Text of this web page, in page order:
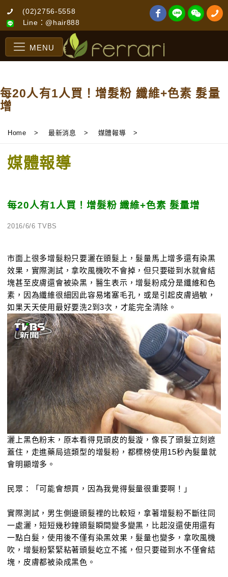
(02)2756-5558
Line：@hair888
MENU
每20人有1人買！增髮粉 纖維+色素 髮量
增
Home > 最新消息 > 媒體報導 >
媒體報導
每20人有1人買！增髮粉 纖維+色素 髮量增
2016/6/6 TVBS
市面上很多增髮粉只要灑在頭髮上，髮量馬上增多還有染黑
效果，實際測試，拿吹風機吹不會掉，但只要碰到水就會結
塊甚至皮膚還會被染黑，醫生表示，增髮粉成分是纖維和色
素，因為纖維很細因此容易堵塞毛孔，或是引起皮膚過敏，
如果天天使用最好要洗2到3次，才能完全清除。
灑上黑色粉末，原本看得見頭皮的髮漩，像長了頭髮立刻遮
蓋住，走進藥局這類型的增髮粉，都標榜使用15秒內髮量就
會明顯增多。
民眾：「可能會想買，因為我覺得髮量很重要啊！」
實際測試，男生側邊頭髮裡的比較短，拿著增髮粉不斷往同
一處灑，短短幾秒鐘頭髮瞬間變多變黑，比起沒還使用還有
一點白髮，使用後不僅有染黑效果，髮量也變多，拿吹風機
吹，增髮粉緊緊粘著頭髮屹立不搖，但只要碰到水不僅會結
塊，皮膚都被染成黑色。